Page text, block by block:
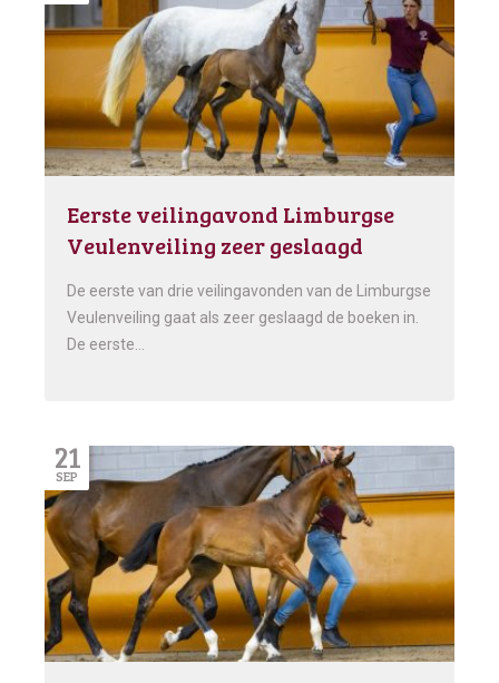
Eerste veilingavond Limburgse
Veulenveiling zeer geslaagd
De eerste van drie veilingavonden van de Limburgse
Veulenveiling gaat als zeer geslaagd de boeken in.
De eerste…
21
SEP